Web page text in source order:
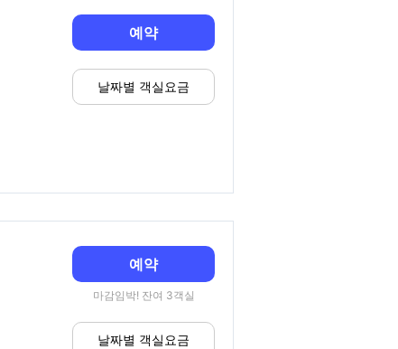
예약
날짜별 객실요금
예약
마감임박! 잔여 3객실
날짜별 객실요금